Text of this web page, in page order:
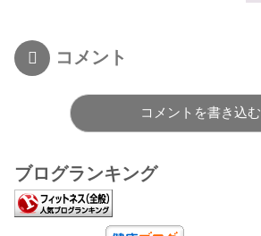
コメント
コメントを書き込む
ブログランキング